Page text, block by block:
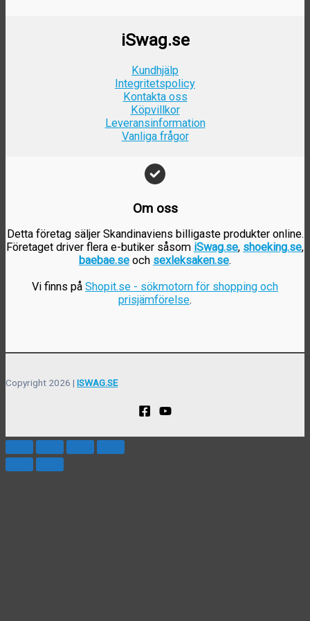
iSwag.se
Kundhjälp
Integritetspolicy
Kontakta oss
Köpvillkor
Leveransinformation
Vanliga frågor
Om oss
Detta företag säljer Skandinaviens billigaste produkter online.
Företaget driver flera e-butiker såsom iSwag.se, shoeking.se,
baebae.se och sexleksaken.se.
Vi finns på Shopit.se - sökmotorn för shopping och
prisjämförelse.
Copyright 2026 | ISWAG.SE